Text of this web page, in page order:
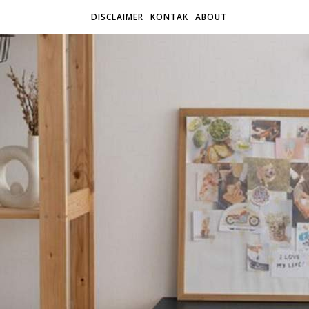
DISCLAIMER KONTAK ABOUT